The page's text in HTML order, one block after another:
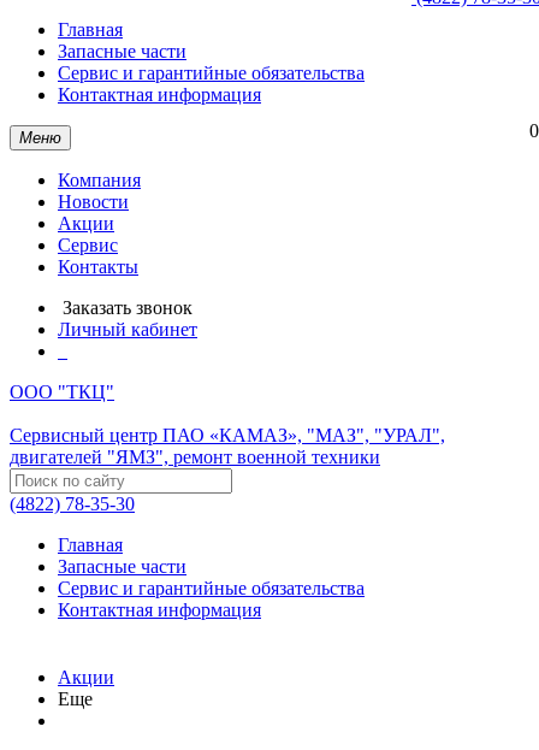
Главная
Запасные части
Сервис и гарантийные обязательства
Контактная информация
Меню
Компания
Новости
Акции
Сервис
Контакты
Заказать звонок
Личный кабинет
ООО "ТКЦ"
Сервисный центр ПАО «КАМАЗ», "МАЗ", "УРАЛ",
двигателей "ЯМЗ", ремонт военной техники
(4822) 78-35-30
0
Главная
Запасные части
Сервис и гарантийные обязательства
Контактная информация
Акции
Еще